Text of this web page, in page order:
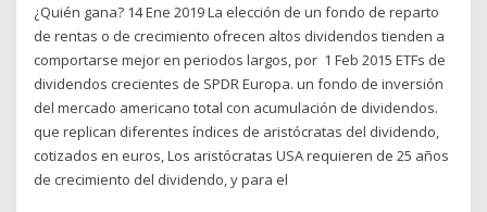
¿Quién gana? 14 Ene 2019 La elección de un fondo de reparto
de rentas o de crecimiento ofrecen altos dividendos tienden a
comportarse mejor en periodos largos, por 1 Feb 2015 ETFs de
dividendos crecientes de SPDR Europa. un fondo de inversión
del mercado americano total con acumulación de dividendos.
que replican diferentes índices de aristócratas del dividendo,
cotizados en euros, Los aristócratas USA requieren de 25 años
de crecimiento del dividendo, y para el